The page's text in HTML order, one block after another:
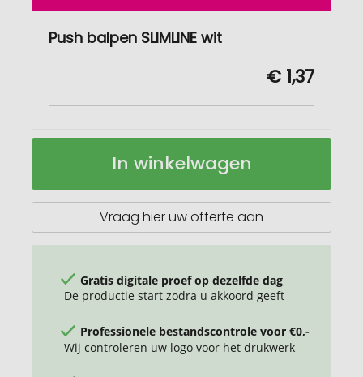
Push balpen SLIMLINE wit
€ 1,37
Push
Op
In winkelwagen
Vraag hier uw offerte aan
Gratis digitale proef op dezelfde dag
De productie start zodra u akkoord geeft
Professionele bestandscontrole voor €0,-
Wij controleren uw logo voor het drukwerk